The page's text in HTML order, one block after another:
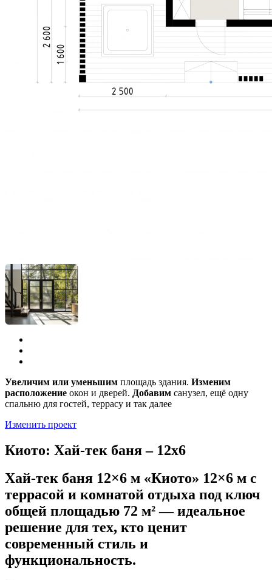
Увеличим или уменьшим площадь здания. Изменим
расположение окон и дверей. Добавим санузел, ещё одну
спальню для гостей, террасу и так далее
Изменить проект
Киото: Хай-тек баня – 12х6
Хай-тек баня 12×6 м «Киото» 12×6 м с
террасой и комнатой отдыха под ключ
общей площадью 72 м² — идеальное
решение для тех, кто ценит
современный стиль и
функциональность.